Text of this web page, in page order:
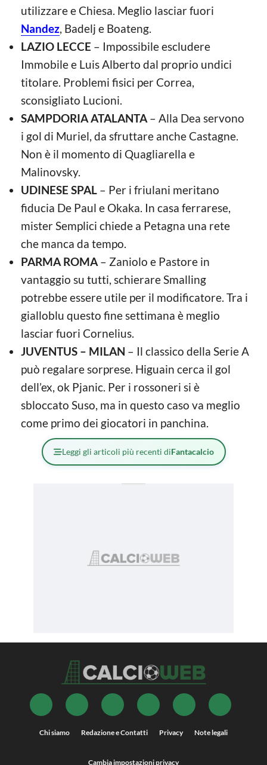
utilizzare e Chiesa. Meglio lasciar fuori
Nandez, Badelj e Boateng.
LAZIO LECCE – Impossibile escludere
Immobile e Luis Alberto dal proprio undici
titolare. Problemi fisici per Correa,
sconsigliato Lucioni.
SAMPDORIA ATALANTA – Alla Dea servono
i gol di Muriel, da sfruttare anche Castagne.
Non è il momento di Quagliarella e
Malinovsky.
UDINESE SPAL – Per i friulani meritano
fiducia De Paul e Okaka. In casa ferrarese,
mister Semplici chiede a Petagna una rete
che manca da tempo.
PARMA ROMA – Zaniolo e Pastore in
vantaggio su tutti, schierare Smalling
potrebbe essere utile per il modificatore. Tra i
gialloblu questo fine settimana è meglio
lasciar fuori Cornelius.
JUVENTUS – MILAN – Il classico della Serie A
può regalare sorprese. Higuain cerca il gol
dell’ex, ok Pjanic. Per i rossoneri si è
sbloccato Suso, ma in questo caso va meglio
come primo dei giocatori in panchina.
Leggi gli articoli più recenti diFantacalcio
Chi siamo Redazione e Contatti Privacy Note legali
Cambia impostazioni privacy